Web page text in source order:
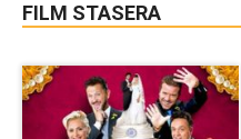
FILM STASERA